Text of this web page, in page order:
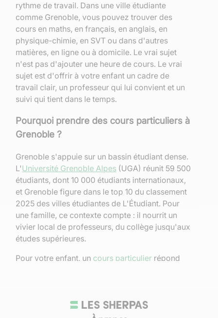
rythme de travail. Dans une ville étudiante
comme Grenoble, vous pouvez trouver des
cours en maths, en français, en anglais, en
physique-chimie, en SVT ou dans d'autres
matières, en ligne ou à domicile. Le vrai sujet
n'est pas d'ajouter une heure de cours. Le vrai
sujet est d'offrir à votre enfant un cadre de
travail clair, un professeur qui lui convient et un
suivi qui tient dans le temps.
Pourquoi prendre des cours particuliers à
Grenoble ?
Grenoble s'appuie sur un bassin étudiant dense.
L'Université Grenoble Alpes (UGA) réunit 59 500
étudiants, dont 10 000 étudiants internationaux,
et Grenoble figure dans le top 10 du classement
2025 des villes étudiantes de L'Étudiant. Pour
une famille, ce contexte compte : il nourrit un
vivier local de professeurs, du collège jusqu'aux
études supérieures.
Pour votre enfant, un cours particulier répond
examen qui approche. Un bon